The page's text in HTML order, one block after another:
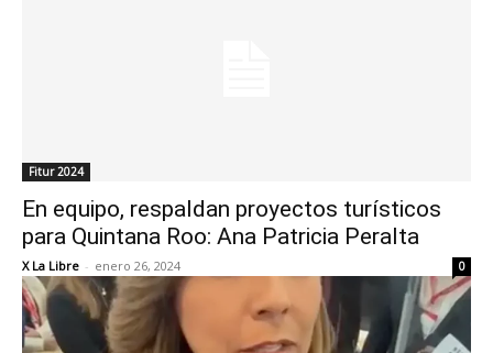
Fitur 2024
En equipo, respaldan proyectos turísticos
para Quintana Roo: Ana Patricia Peralta
X La Libre - enero 26, 2024 0